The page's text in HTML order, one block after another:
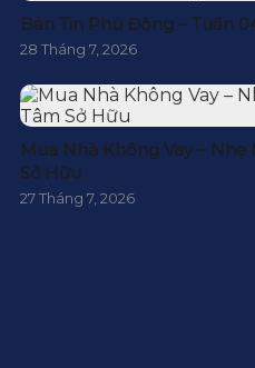
Bản Tin Phú Đông – Tuần
28 Tháng 7, 2026
Mua Nhà Không Vay – Nhẹ
Sở Hữu
27 Tháng 7, 2026